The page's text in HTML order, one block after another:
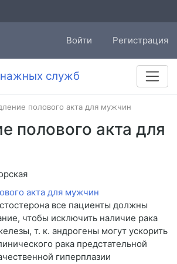
Войти Регистрация
служб
полового акта для мужчин
полового акта для
все пациенты должны
чтобы исключить наличие рака
т. к. андрогены могут ускорить
рака предстательной
гиперплазии